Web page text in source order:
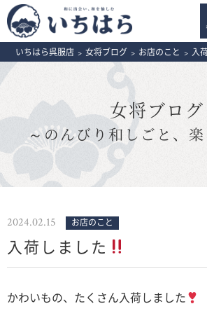
いちはら呉服店 > 女将ブログ > お店のこと > 入
女将ブログ
～のんびり和しごと、
2024.02.15 お店のこと
入荷しました
かわいもの、たくさん入荷しました